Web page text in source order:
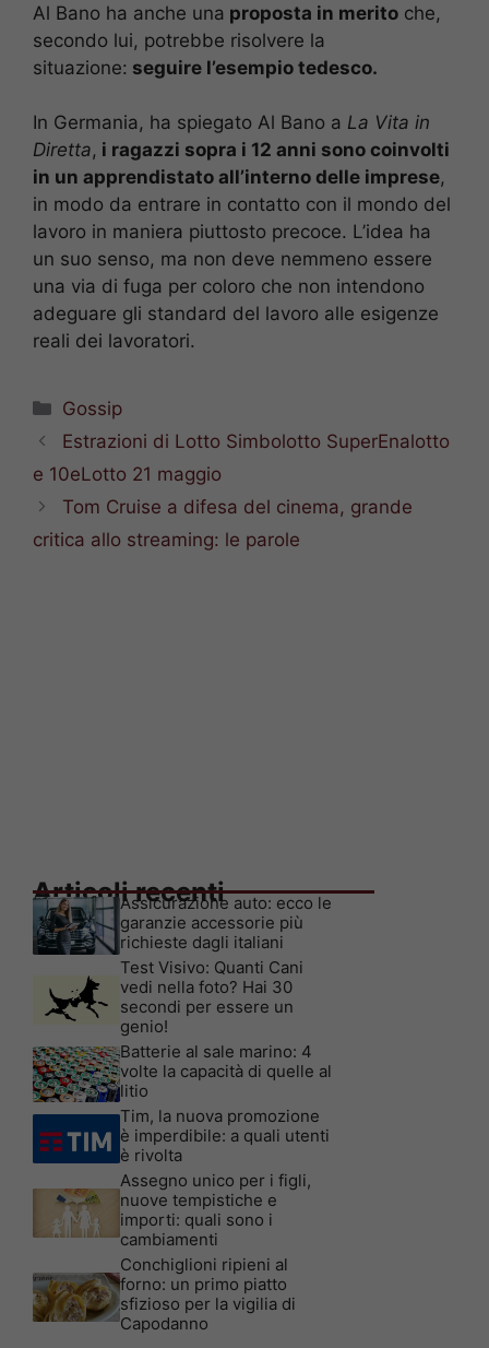
Al Bano ha anche una proposta in merito che,
secondo lui, potrebbe risolvere la
situazione: seguire l’esempio tedesco.
In Germania, ha spiegato Al Bano a La Vita in
Diretta, i ragazzi sopra i 12 anni sono coinvolti
in un apprendistato all’interno delle imprese,
in modo da entrare in contatto con il mondo del
lavoro in maniera piuttosto precoce. L’idea ha
un suo senso, ma non deve nemmeno essere
una via di fuga per coloro che non intendono
adeguare gli standard del lavoro alle esigenze
reali dei lavoratori.
Categorie
Gossip
Estrazioni di Lotto Simbolotto SuperEnalotto
e 10eLotto 21 maggio
Tom Cruise a difesa del cinema, grande
critica allo streaming: le parole
Articoli recenti
Assicurazione auto: ecco le
garanzie accessorie più
richieste dagli italiani
Test Visivo: Quanti Cani
vedi nella foto? Hai 30
secondi per essere un
genio!
Batterie al sale marino: 4
volte la capacità di quelle al
litio
Tim, la nuova promozione
è imperdibile: a quali utenti
è rivolta
Assegno unico per i figli,
nuove tempistiche e
importi: quali sono i
cambiamenti
Conchiglioni ripieni al
forno: un primo piatto
sfizioso per la vigilia di
Capodanno